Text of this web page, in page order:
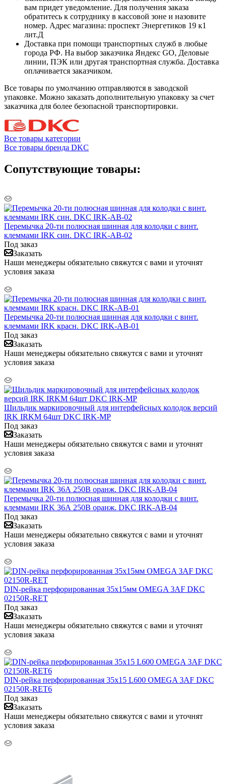
вам придет уведомление. Для получения заказа
обратитесь к сотруднику в кассовой зоне и назовите
номер. Адрес магазина: проспект Энергетиков 19 к1
лит.Д
Доставка при помощи транспортных служб в любые
города РФ. На выбор заказчика Яндекс GO, Деловые
линии, ПЭК или другая транспортная служба. Доставка
оплачивается заказчиком.
Все товары по умолчанию отправляются в заводской
упаковке. Можно заказать дополнительную упаковку за счет
заказчика для более безопасной транспортировки.
Все товары категории
Все товары бренда DKC
Сопутствующие товары:
Перемычка 20-ти полюсная шинная для колодки с винт.
клеммами IRK син. DKC IRK-AB-02
Под заказ
Заказать
Наши менеджеры обязательно свяжутся с вами и уточнят
условия заказа
Перемычка 20-ти полюсная шинная для колодки с винт.
клеммами IRK красн. DKC IRK-AB-01
Под заказ
Заказать
Наши менеджеры обязательно свяжутся с вами и уточнят
условия заказа
Шильдик маркировочный для интерфейсных колодок версий
IRK IRKM 64шт DKC IRK-MP
Под заказ
Заказать
Наши менеджеры обязательно свяжутся с вами и уточнят
условия заказа
Перемычка 20-ти полюсная шинная для колодки с винт.
клеммами IRK 36А 250В оранж. DKC IRK-AB-04
Под заказ
Заказать
Наши менеджеры обязательно свяжутся с вами и уточнят
условия заказа
DIN-рейка перфорированная 35х15мм OMEGA 3AF DKC
02150R-RET
Под заказ
Заказать
Наши менеджеры обязательно свяжутся с вами и уточнят
условия заказа
DIN-рейка перфорированная 35х15 L600 OMEGA 3AF DKC
02150R-RET6
Под заказ
Заказать
Наши менеджеры обязательно свяжутся с вами и уточнят
условия заказа